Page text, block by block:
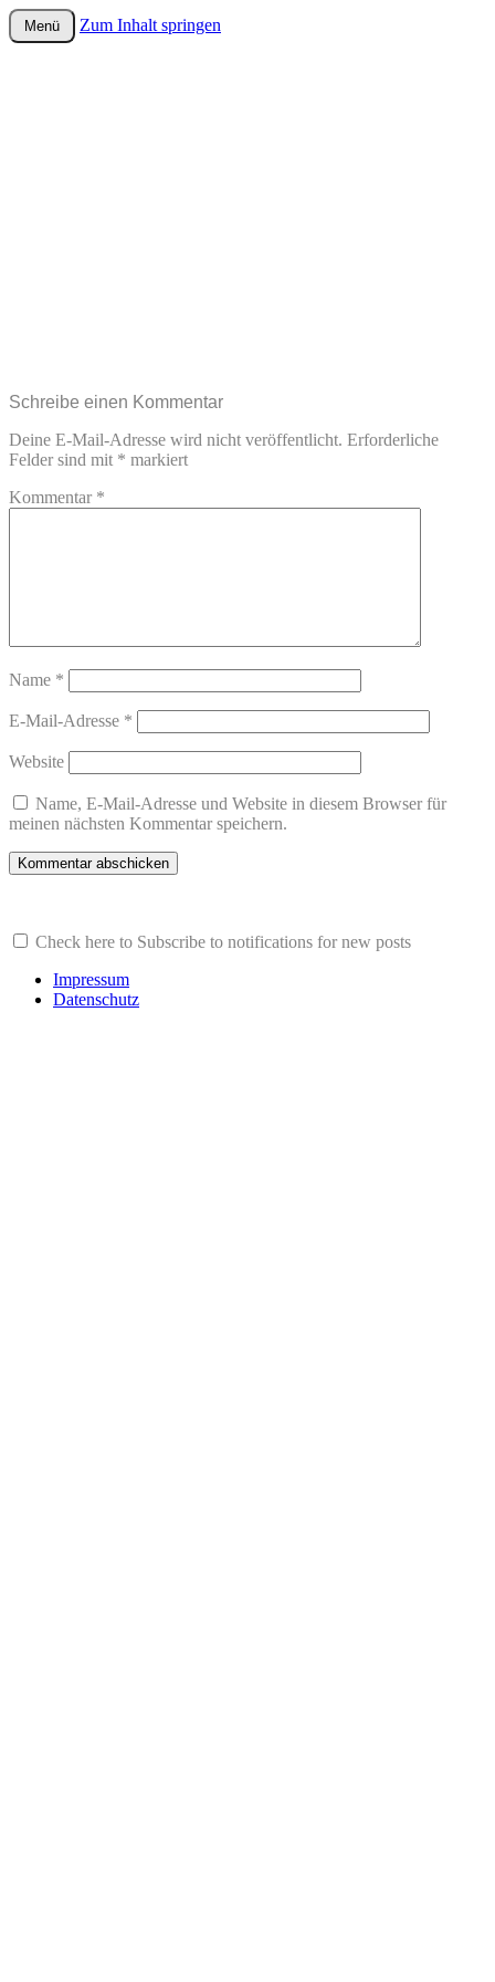
wurster-cartoon-blog.de
Menü Zum Inhalt springen
Schreibe einen Kommentar
Deine E-Mail-Adresse wird nicht veröffentlicht. Erforderliche
Felder sind mit * markiert
Kommentar *
Name *
E-Mail-Adresse *
Website
Name, E-Mail-Adresse und Website in diesem Browser für
meinen nächsten Kommentar speichern.
Check here to Subscribe to notifications for new posts
Impressum
Datenschutz